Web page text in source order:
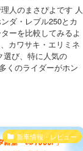
人のまさぴよです 人
ダ・レブル250とカ
ーを比較してみるよ
カワサキ・エリミネ
選び、特に人気の
くのライダーがホン
新車情報・レビュー